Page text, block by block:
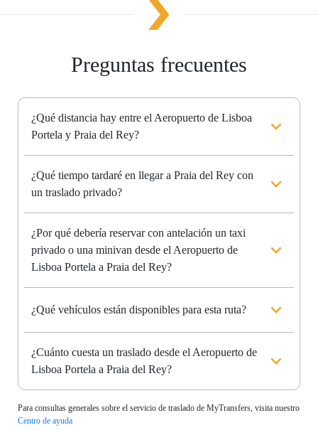
Preguntas frecuentes
¿Qué distancia hay entre el Aeropuerto de Lisboa
Portela y Praia del Rey?
¿Qué tiempo tardaré en llegar a Praia del Rey con
un traslado privado?
¿Por qué debería reservar con antelación un taxi
privado o una minivan desde el Aeropuerto de
Lisboa Portela a Praia del Rey?
¿Qué vehículos están disponibles para esta ruta?
¿Cuánto cuesta un traslado desde el Aeropuerto de
Lisboa Portela a Praia del Rey?
Para consultas generales sobre el servicio de traslado de MyTransfers, visita nuestro
Centro de ayuda